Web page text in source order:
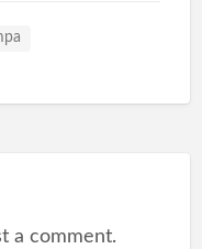
a comment.